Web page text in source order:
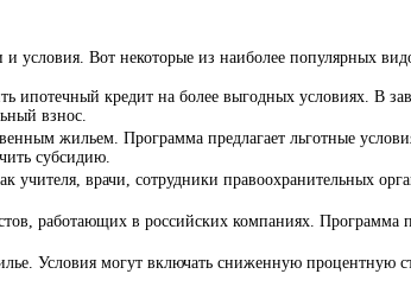
условия. Вот некоторые из наиболее популярных
ипотечный кредит на более выгодных условиях. В
взнос.
жильем. Программа предлагает льготные
субсидию.
учителя, врачи, сотрудники правоохранительных
работающих в российских компаниях. Программа
Условия могут включать сниженную процентную